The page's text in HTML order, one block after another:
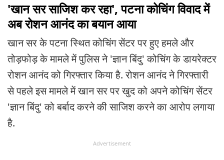
'खान सर साजिश कर रहा', पटना कोचिंग विवाद में
अब रोशन आनंद का बयान आया
खान सर के पटना स्थित कोचिंग सेंटर पर हुए हमले और
तोड़फोड़ के मामले में पुलिस ने 'ज्ञान बिंदु' कोचिंग के डायरेक्टर
रोशन आनंद को गिरफ्तार किया है. रोशन आनंद ने गिरफ्तारी
से पहले इस मामले में खान सर पर खुद को अपने कोचिंग सेंटर
'ज्ञान बिंदु' को बर्बाद करने की साजिश करने का आरोप लगाया
है.
Advertisement